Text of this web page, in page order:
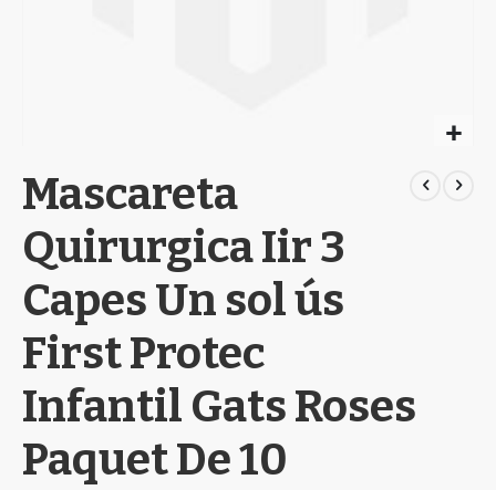
to
the
beginning
of
the
images
gallery
Mascareta
Quirurgica Iir 3
Capes Un sol ús
First Protec
Infantil Gats Roses
Paquet De 10